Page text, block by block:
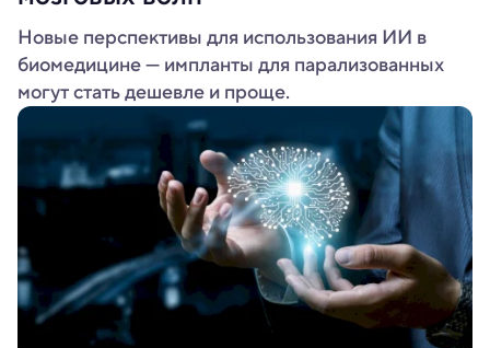
Новые перспективы для использования ИИ в
биомедицине — импланты для парализованных
могут стать дешевле и проще.